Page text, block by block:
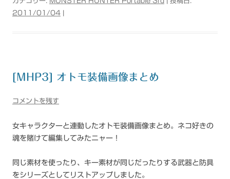
2011/01/04
[MHP3] オトモ装備画像まとめ
コメントを残す
女キャラクターと連動したオトモ装備画像まとめ。ネコ好きの
魂を賭けて編集してみたニャー！
同じ素材を使ったり、キー素材が同じだったりする武器と防具
をシリーズとしてリストアップしました。